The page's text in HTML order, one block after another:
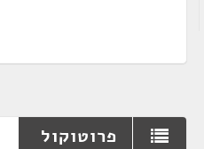
פרוטוקול